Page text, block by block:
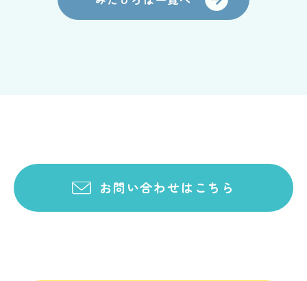
お問い合わせはこちら